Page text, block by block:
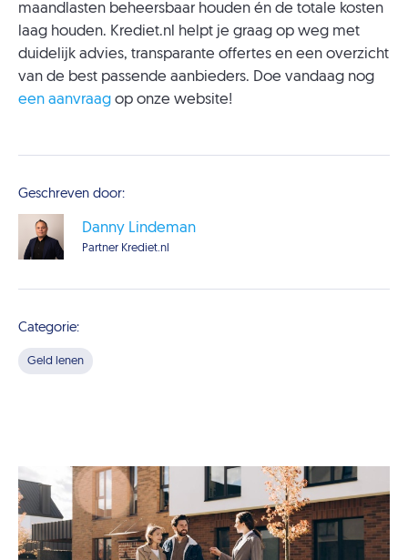
maandlasten beheersbaar houden én de totale kosten
laag houden. Krediet.nl helpt je graag op weg met
duidelijk advies, transparante offertes en een overzicht
van de best passende aanbieders. Doe vandaag nog
een aanvraag op onze website!
Geschreven door:
Danny Lindeman
Partner Krediet.nl
Categorie:
Geld lenen